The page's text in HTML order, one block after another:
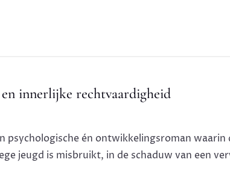
innerlijke rechtvaardigheid
psychologische én ontwikkelingsroman
jeugd is misbruikt, in de schaduw van een